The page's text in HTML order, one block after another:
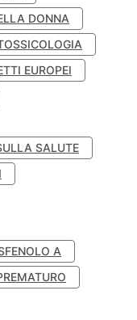
DONNA
EUROPEI
SALUTE
A